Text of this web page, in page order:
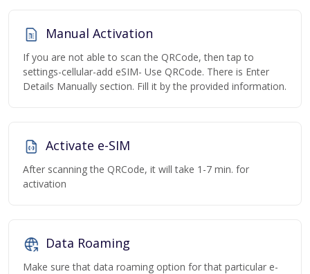
Manual Activation
If you are not able to scan the QRCode, then tap to
settings-cellular-add eSIM- Use QRCode. There is Enter
Details Manually section. Fill it by the provided information.
Activate e-SIM
After scanning the QRCode, it will take 1-7 min. for
activation
Data Roaming
Make sure that data roaming option for that particular e-